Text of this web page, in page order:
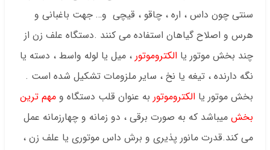
سنتی چون داس ، اره ، چاقو ، قیچی و… جهت باغبانی و
هرس و اصلاح گیاهان استفاده می کنند .دستگاه علف زن از
چند بخش موتور یا الکتروموتور ، میل یا لوله واسط ، دسته یا
نگه دارنده ، تیغه یا نخ ، سایر ملزومات تشکیل شده است .
بخش موتور یا الکتروموتور به عنوان قلب دستگاه و مهم ترین
بخش میباشد که به صورت برقی ، دو زمانه و چهارزمانه عمل
می کند.قدرت مانور پذیری و برش داس موتوری یا علف زن ،